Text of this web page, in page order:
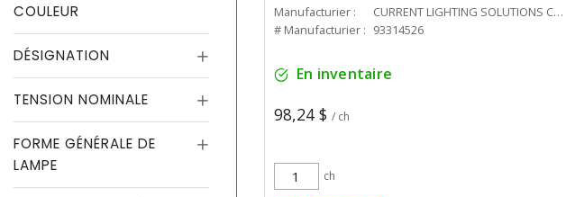
COULEUR
DÉSIGNATION
TENSION NOMINALE
FORME GÉNÉRALE DE
LAMPE
Manufacturier :
CURRENT LIGHTING SOLUTIONS CAN
# Manufacturier : 93314526
En inventaire
98,24 $ / ch
ch